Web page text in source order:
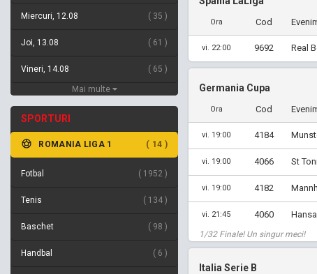
Miercuri, 12.08 35
Joi, 13.08 61
Vineri, 14.08 65
Mai multe
SPORTURI
ROMANIA LIGA 1 14
Fotbal 1952
Tenis 134
Baschet 98
Handbal 6
Ora Cod
vi. 22:00 9692 Real
Germania Cupa
Ora Cod
vi. 19:00 4184
vi. 19:00 4066 St
vi. 19:00 4182
vi. 21:45 4060
1/32 Finale! Un singur meci!
Italia Serie B